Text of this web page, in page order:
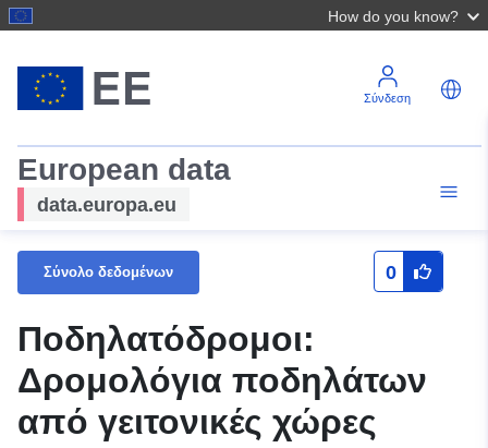
How do you know?
Σύνδεση
European data
data.europa.eu
Σύνολο δεδομένων 0
Ποδηλατόδρομοι:
Δρομολόγια ποδηλάτων
από γειτονικές χώρες